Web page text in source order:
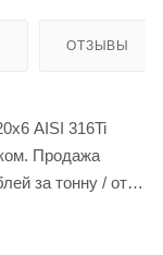
ОТЗЫВЫ
AISI 316Ti
Продажа
за тонну / от